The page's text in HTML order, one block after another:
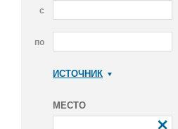
с
по
ИСТОЧНИК
МЕСТО